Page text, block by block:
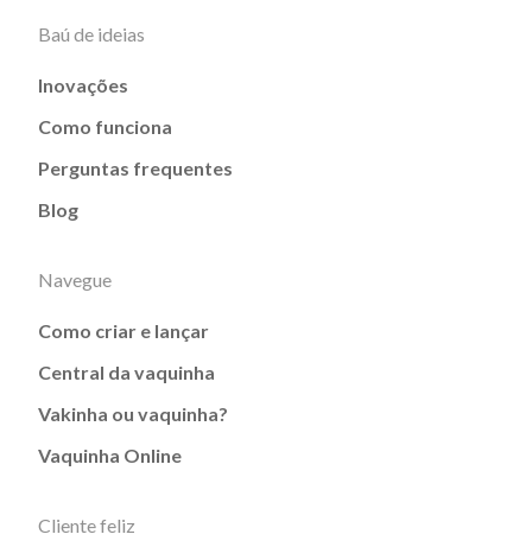
Baú de ideias
Inovações
Como funciona
Perguntas frequentes
Blog
Navegue
Como criar e lançar
Central da vaquinha
Vakinha ou vaquinha?
Vaquinha Online
Cliente feliz